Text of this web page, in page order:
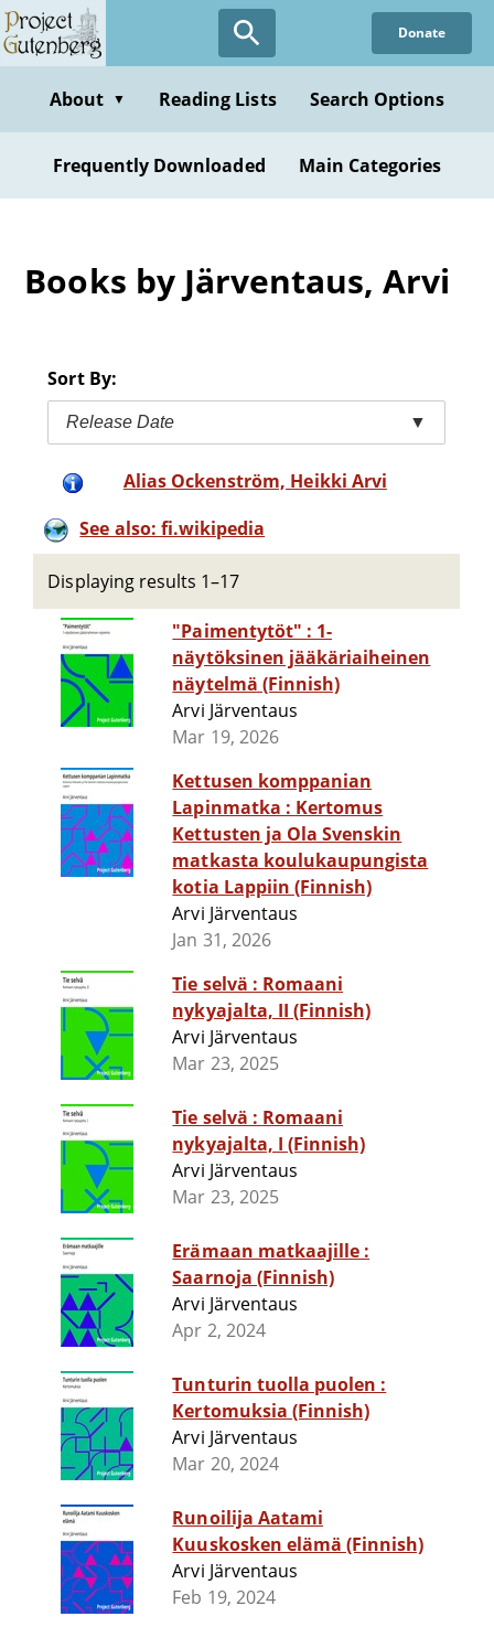
Skip
to
content
Donate
About ▼ Reading Lists Search Options
Frequently Downloaded Main Categories
Books by Järventaus, Arvi
Sort By:
Release Date ▼
Alias Ockenström, Heikki Arvi
See also: fi.wikipedia
Displaying results 1–17
"Paimentytöt" : 1-
näytöksinen jääkäriaiheinen
näytelmä (Finnish)
Arvi Järventaus
Mar 19, 2026
Kettusen komppanian
Lapinmatka : Kertomus
Kettusten ja Ola Svenskin
matkasta koulukaupungista
kotia Lappiin (Finnish)
Arvi Järventaus
Jan 31, 2026
Tie selvä : Romaani
nykyajalta, II (Finnish)
Arvi Järventaus
Mar 23, 2025
Tie selvä : Romaani
nykyajalta, I (Finnish)
Arvi Järventaus
Mar 23, 2025
Erämaan matkaajille :
Saarnoja (Finnish)
Arvi Järventaus
Apr 2, 2024
Tunturin tuolla puolen :
Kertomuksia (Finnish)
Arvi Järventaus
Mar 20, 2024
Runoilija Aatami
Kuuskosken elämä (Finnish)
Arvi Järventaus
Feb 19, 2024